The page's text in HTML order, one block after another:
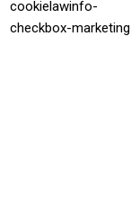
cookielawinfo-
checkbox-marketing